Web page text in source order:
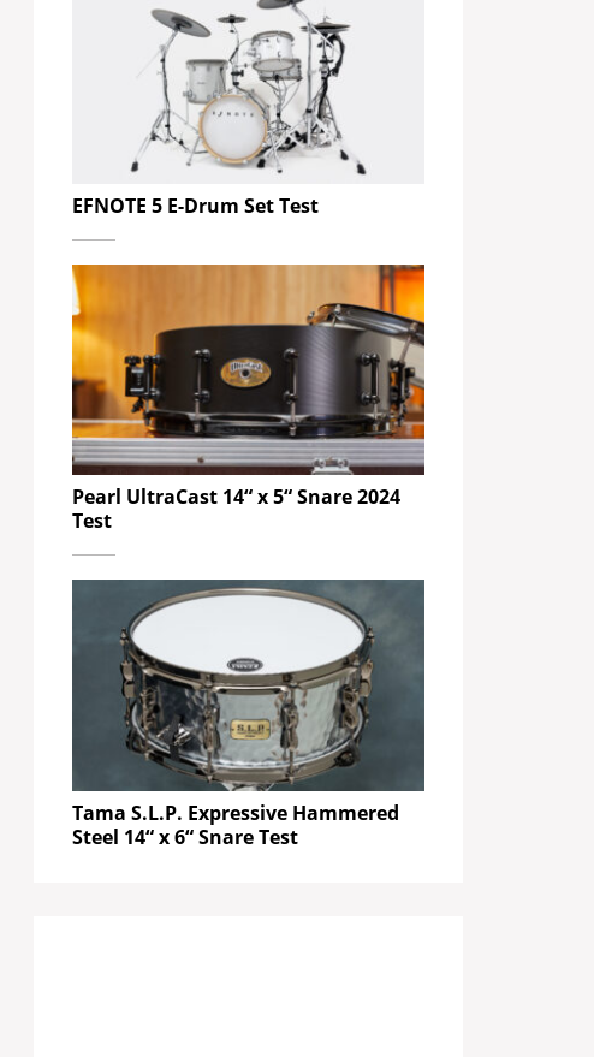
EFNOTE 5 E-Drum Set Test
Pearl UltraCast 14“ x 5“ Snare 2024
Test
Tama S.L.P. Expressive Hammered
Steel 14“ x 6“ Snare Test